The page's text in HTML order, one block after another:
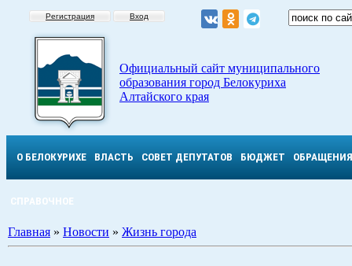
Регистрация Вход
Официальный сайт муниципального
образования город Белокуриха
Алтайского края
О БЕЛОКУРИХЕ ВЛАСТЬ СОВЕТ ДЕПУТАТОВ БЮДЖЕТ ОБРАЩЕНИЯ
СПРАВОЧНОЕ
Главная » Новости » Жизнь города